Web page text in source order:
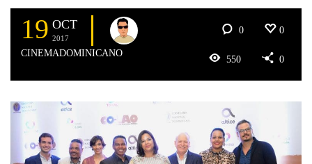
19 OCT
2017
CINEMADOMINICANO
0 0
550 0